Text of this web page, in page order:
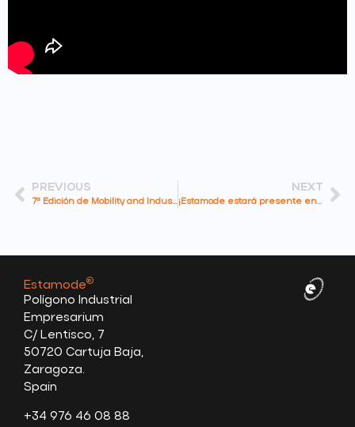
PREVIOUS
7ª Edición de Mobility and Industry Suppliers Meetings en Zaragoza
NEXT
¡Estamode estará presente en Coiltech 2025!
Estamode®
Polígono Industrial
Empresarium
C/ Lentisco, 7
50720 Cartuja Baja,
Zaragoza.
Spain
+34 976 46 08 88